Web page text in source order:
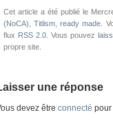
Cet article a été publié le
(NoCA) ,Titlism ,ready made .
flux RSS 2.0. Vous pouvez
propre site.
une réponse
devez être connecté